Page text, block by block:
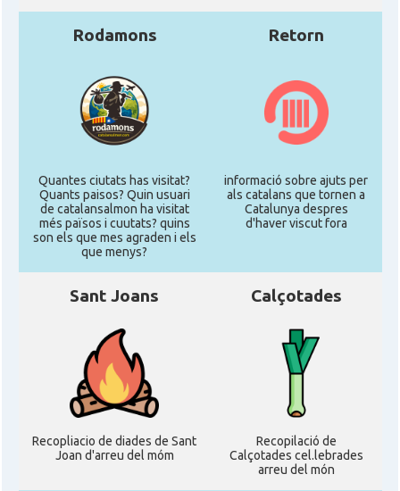
Rodamons
Quantes ciutats has visitat?
Quants paisos? Quin usuari
de catalansalmon ha visitat
més països i cuutats? quins
son els que mes agraden i els
que menys?
Retorn
informació sobre ajuts per
als catalans que tornen a
Catalunya despres
d'haver viscut fora
Sant Joans
Recopliacio de diades de Sant
Joan d'arreu del móm
Calçotades
Recopilació de
Calçotades cel.lebrades
arreu del món